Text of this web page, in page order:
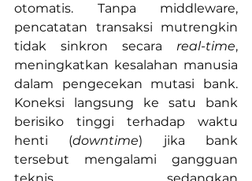
otomatis. Tanpa middleware,
pencatatan transaksi mutrengkin
tidak sinkron secara real-time,
meningkatkan kesalahan manusia
dalam pengecekan mutasi bank.
Koneksi langsung ke satu bank
berisiko tinggi terhadap waktu
henti (downtime) jika bank
tersebut mengalami gangguan